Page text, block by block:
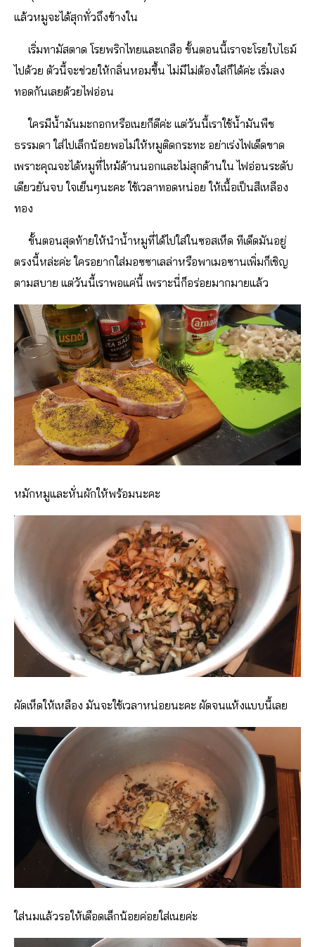
แล้วหมูจะได้สุกทั่วถึงข้างใน
เริ่มทามัสตาด โรยพริกไทยและเกลือ ขั้นตอนนี้เราจะโรยใบไธม์
ไปด้วย ตัวนี้จะช่วยให้กลิ่นหอมขึ้น ไม่มีไม่ต้องใส่ก็ได้ค่ะ เริ่มลง
ทอดกันเลยด้วยไฟอ่อน
ใครมีน้ำมันมะกอกหรือเนยก็ดีค่ะ แต่วันนี้เราใช้น้ำมันพืช
ธรรมดา ใส่ไปเล็กน้อยพอไม่ให้หมูติดกระทะ อย่าเร่งไฟเด็ดขาด
เพราะคุณจะได้หมูที่ไหม้ด้านนอกและไม่สุกด้านใน ไฟอ่อนระดับ
เดียวยันจบ ใจเย็นๆนะคะ ใช้เวลาทอดหน่อย ให้เนื้อเป็นสีเหลือง
ทอง
ขั้นตอนสุดท้ายให้นำน้ำหมูที่ได้ไปใส่ในซอสเห็ด ทีเด็ดมันอยู่
ตรงนี้หล่ะค่ะ ใครอยากใส่มอซซาเลล่าหรือพาเมอซานเพิ่มก็เชิญ
ตามสบาย แต่วันนี้เราพอแค่นี้ เพราะนี่ก็อร่อยมากมายแล้ว
หมักหมูและหั่นผักให้พร้อมนะคะ
ผัดเห็ดให้เหลือง มันจะใช้เวลาหน่อยนะคะ ผัดจนแห้งแบบนี้เลย
ใส่นมแล้วรอให้เดือดเล็กน้อยค่อยใส่เนยค่ะ